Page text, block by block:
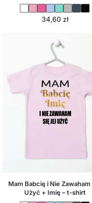
34,60 zł
Mam Babcię i Nie
Użyć + Imię – t-shirt